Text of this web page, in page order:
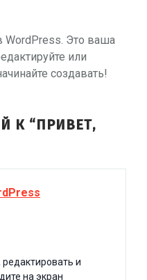
WordPress. Это ваша
или
создавать!
К “ПРИВЕТ,
и
на экран